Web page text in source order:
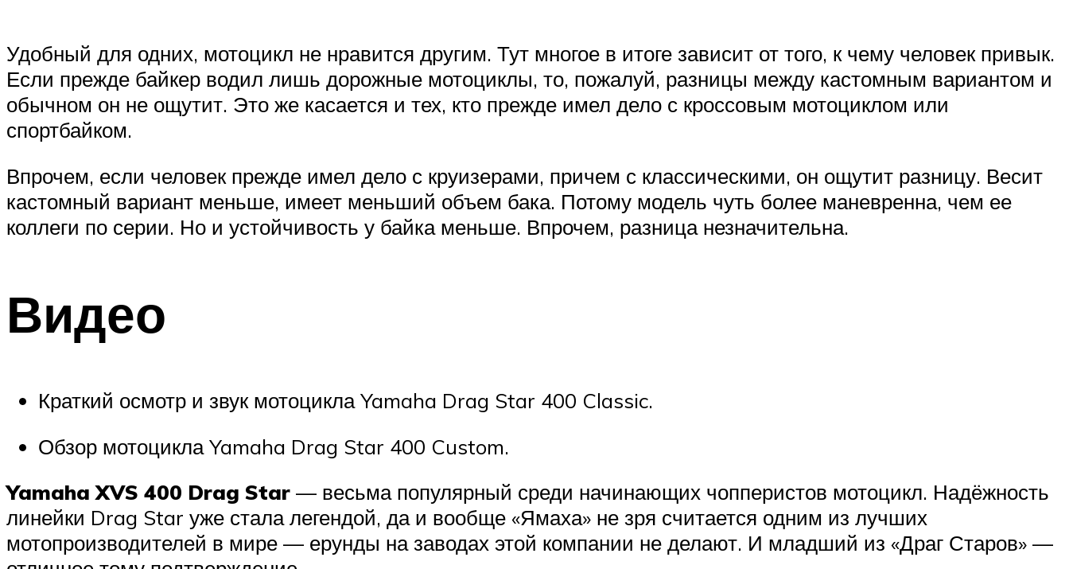
Удобный для одних, мотоцикл не нравится другим. Тут многое в итоге зависит от того, к чему человек привык.
Если прежде байкер водил лишь дорожные мотоциклы, то, пожалуй, разницы между кастомным вариантом и
обычном он не ощутит. Это же касается и тех, кто прежде имел дело с кроссовым мотоциклом или
спортбайком.
Впрочем, если человек прежде имел дело с круизерами, причем с классическими, он ощутит разницу. Весит
кастомный вариант меньше, имеет меньший объем бака. Потому модель чуть более маневренна, чем ее
коллеги по серии. Но и устойчивость у байка меньше. Впрочем, разница незначительна.
Видео
Краткий осмотр и звук мотоцикла Yamaha Drag Star 400 Classic.
Обзор мотоцикла Yamaha Drag Star 400 Custom.
Yamaha XVS 400 Drag Star — весьма популярный среди начинающих чопперистов мотоцикл. Надёжность
линейки Drag Star уже стала легендой, да и вообще «Ямаха» не зря считается одним из лучших
мотопроизводителей в мире — ерунды на заводах этой компании не делают. И младший из «Драг Старов» —